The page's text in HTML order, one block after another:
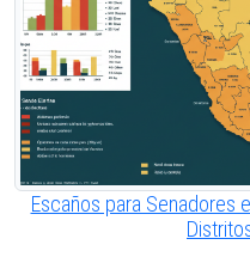
Escaños para Senadores